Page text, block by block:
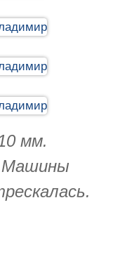
мм.
Машины